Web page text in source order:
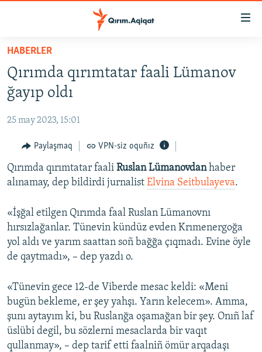
Esas
qaytmaq
Baş
navigatsiyağa
qaytmaq
qaytmaq
HABERLER
SİYASET
İQTİSADİYAT
CEMİYET
MEDENİYET
İNSAN AQLARI
VİDEO
SÜRET
BLOGLAR
FİKİR
Русский
Українською
QOŞULIÑIZ!
HABERLER
Qırımda qırımtatar faali Lümanov
ğayıp oldı
25 may 2023, 15:01
Paylaşmaq VPN-siz oquñız
Qırımda qırımtatar faali Ruslan Lümanovdanhaber
alınamay, dep bildirdi jurnalist Elvina Seitbulayeva.
«İşğal etilgen Qırımda faal Ruslan Lümanovnı
hırsızlağanlar. Tünevin kündüz evden Krımenergoğa
yol aldı ve yarım saattan soñ bağğa çıqmadı. Evine öyle
de qaytmadı», – dep yazdı o.
«Tünevin gece 12-de Viberde mesac keldi: «Meni
bugün bekleme, er şey yahşı. Yarın kelecem». Amma,
şunı aytayım ki, bu Ruslanğa oşamağan bir şey. Onıñ laf
üslübi degil, bu sözlerni mesaclarda bir vaqıt
qullanmay», – dep tarif etti faalniñ ömür arqadaşı